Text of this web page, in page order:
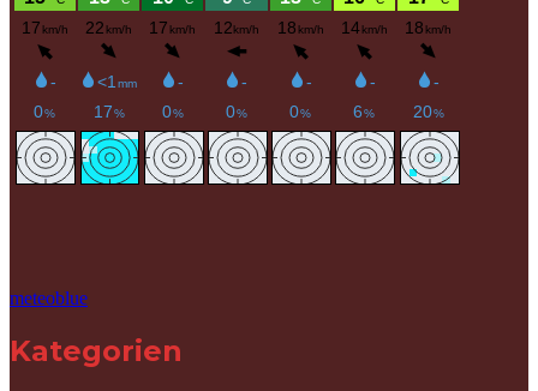
meteoblue
Kategorien